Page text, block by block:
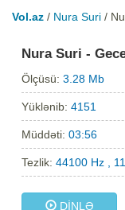
Vol.az / Nura Suri /
Nura Suri -
Ölçüsü:3.28 Mb
Yüklənib:4151
Müddəti:03:56
Tezlik:44100 Hz ,
DİNLƏ